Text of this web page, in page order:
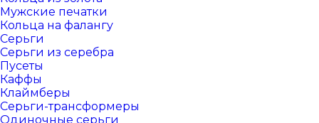
Мужские печатки
Кольца на фалангу
Серьги
Серьги из серебра
Пусеты
Каффы
Клаймберы
Серьги-трансформеры
Одиночные серьги